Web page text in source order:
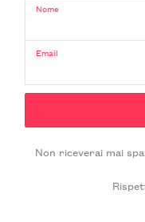
Nome
Email
Non riceverai mai